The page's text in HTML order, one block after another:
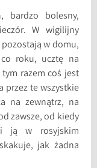
bardzo bolesny,
W wigilijny
w domu,
roku, ucztę na
razem coś jest
przez te wszystkie
na zewnątrz, na
zawsze, od kiedy
ją w rosyjskim
jak żadna